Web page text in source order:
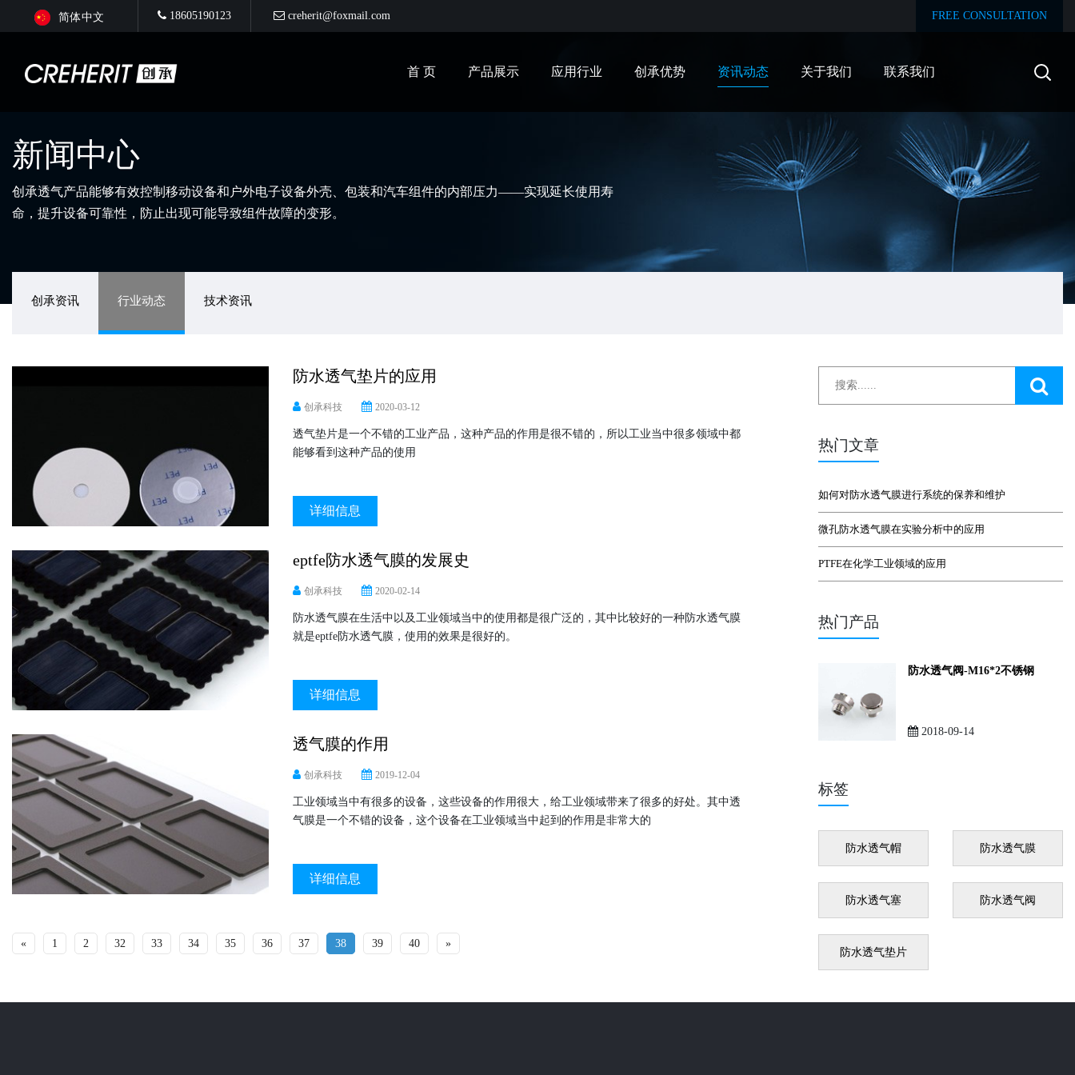
简体中文 18605190123 creherit@foxmail.com FREE CONSULTATION
首 页 产品展示 应用行业 创承优势 资讯动态 关于我们 联系我们
新闻中心
创承透气产品能够有效控制移动设备和户外电子设备外壳、包装和汽车组件的内部压力——实现延长使用寿
命，提升设备可靠性，防止出现可能导致组件故障的变形。
创承资讯 行业动态 技术资讯
防水透气垫片的应用
创承科技 2020-03-12
透气垫片是一个不错的工业产品，这种产品的作用是很不错的，所以工业当中很多领域中都
能够看到这种产品的使用
详细信息
eptfe防水透气膜的发展史
创承科技 2020-02-14
防水透气膜在生活中以及工业领域当中的使用都是很广泛的，其中比较好的一种防水透气膜
就是eptfe防水透气膜，使用的效果是很好的。
详细信息
透气膜的作用
创承科技 2019-12-04
工业领域当中有很多的设备，这些设备的作用很大，给工业领域带来了很多的好处。其中透
气膜是一个不错的设备，这个设备在工业领域当中起到的作用是非常大的
详细信息
« 1 2 32 33 34 35 36 37 38 39 40 »
热门文章
如何对防水透气膜进行系统的保养和维护
微孔防水透气膜在实验分析中的应用
PTFE在化学工业领域的应用
热门产品
防水透气阀-M16*2不锈钢
2018-09-14
标签
防水透气帽 防水透气膜
防水透气塞 防水透气阀
防水透气垫片